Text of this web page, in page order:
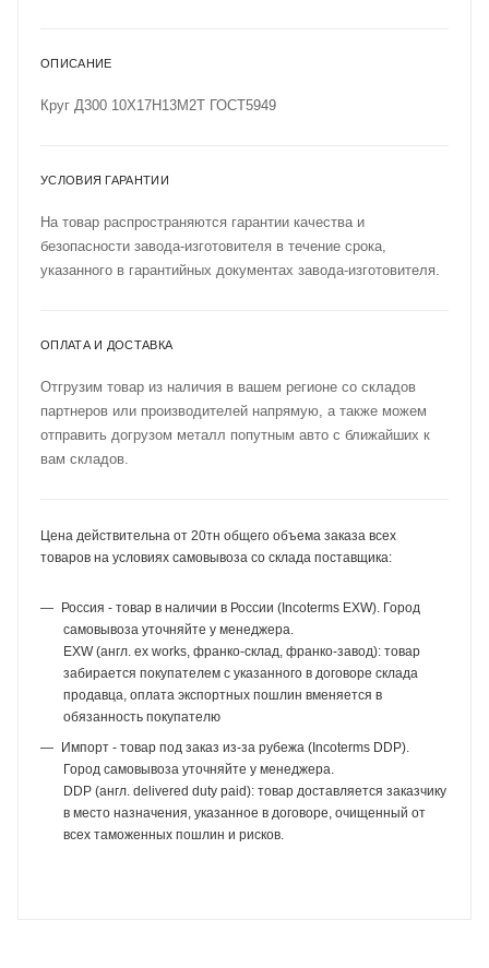
ОПИСАНИЕ
Круг Д300 10Х17Н13М2Т ГОСТ5949
УСЛОВИЯ ГАРАНТИИ
На товар распространяются гарантии качества и
безопасности завода-изготовителя в течение срока,
указанного в гарантийных документах завода-изготовителя.
ОПЛАТА И ДОСТАВКА
Отгрузим товар из наличия в вашем регионе со складов
партнеров или производителей напрямую, а также можем
отправить догрузом металл попутным авто с ближайших к
вам складов.
Цена действительна от 20тн общего объема заказа всех
товаров на условиях самовывоза со склада поставщика:
Россия - товар в наличии в России (Incoterms EXW). Город
самовывоза уточняйте у менеджера.
EXW (англ. ex works, франко-склад, франко-завод): товар
забирается покупателем с указанного в договоре склада
продавца, оплата экспортных пошлин вменяется в
обязанность покупателю
Импорт - товар под заказ из-за рубежа (Incoterms DDP).
Город самовывоза уточняйте у менеджера.
DDP (англ. delivered duty paid): товар доставляется заказчику
в место назначения, указанное в договоре, очищенный от
всех таможенных пошлин и рисков.